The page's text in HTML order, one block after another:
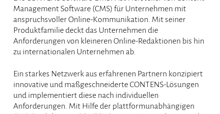
Management Software (CMS) für Unternehmen mit
anspruchsvoller Online-Kommunikation. Mit seiner
Produktfamilie deckt das Unternehmen die
Anforderungen von kleineren Online-Redaktionen bis hin
zu internationalen Unternehmen ab.
Ein starkes Netzwerk aus erfahrenen Partnern konzipiert
innovative und maßgeschneiderte CONTENS-Lösungen
und implementiert diese nach individuellen
Anforderungen. Mit Hilfe der plattformunabhängigen